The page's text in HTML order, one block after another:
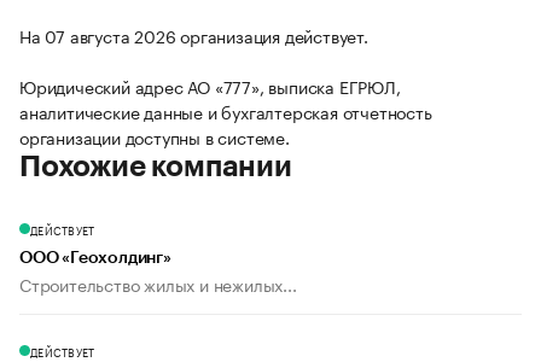
На 07 августа 2026 организация действует.
Юридический адрес АО «777», выписка ЕГРЮЛ,
аналитические данные и бухгалтерская отчетность
организации доступны в системе.
Похожие компании
ДЕЙСТВУЕТ
ООО «Геохолдинг»
Строительство жилых и нежилых...
ДЕЙСТВУЕТ